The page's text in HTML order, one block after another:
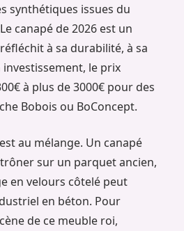
synthétiques issues du
canapé de 2026 est un
à sa durabilité, à sa
investissement, le prix
à plus de 3000€ pour des
Bobois ou BoConcept.
au mélange. Un canapé
sur un parquet ancien,
en velours côtelé peut
en béton. Pour
de ce meuble roi,